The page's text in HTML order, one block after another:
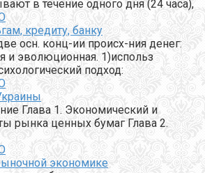
в течение одного дня (24 часа),
кредиту, банку
осн. конц-ии происх-ния денег:
и эволюционная. 1)использ
подход:
Глава 1. Экономический и
рынка ценных бумаг Глава 2.
экономике